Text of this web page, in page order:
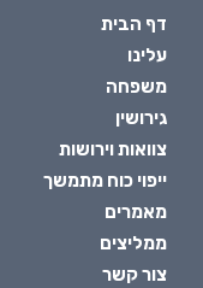
דף הבית
עלינו
משפחה
גירושין
צוואות וירושות
ייפוי כוח מתמשך
מאמרים
ממליצים
צור קשר